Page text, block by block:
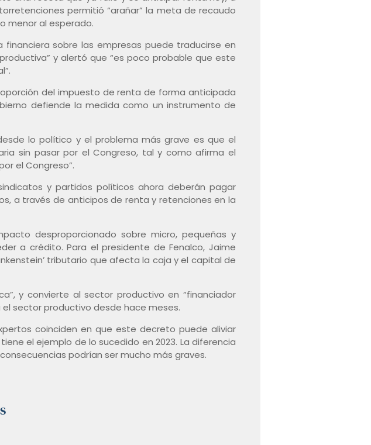
permitió “arañar” la meta de recaudo
menor al esperado.
financiera sobre las empresas puede traducirse en
y alertó que “es poco probable que este
del impuesto de renta de forma anticipada
defiende la medida como un instrumento de
lo político y el problema más grave es que el
sin pasar por el Congreso, tal y como afirma el
el Congreso”.
y partidos políticos ahora deberán pagar
a través de anticipos de renta y retenciones en la
desproporcionado sobre micro, pequeñas y
a crédito. Para el presidente de Fenalco, Jaime
tributario que afecta la caja y el capital de
y convierte al sector productivo en “financiador
sector productivo desde hace meses.
coinciden en que este decreto puede aliviar
el ejemplo de lo sucedido en 2023. La diferencia
podrían ser mucho más graves.